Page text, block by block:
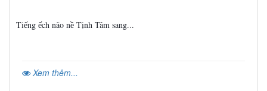
Tiếngếch não nề Tịnh Tâm sang...
Xem thêm...